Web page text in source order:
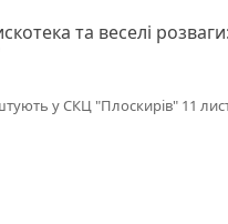
та веселі
у СКЦ "Плоскирів" 11